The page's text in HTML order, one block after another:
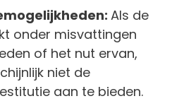
Als de
onder misvattingen
of het nut ervan,
niet de
aan te bieden.